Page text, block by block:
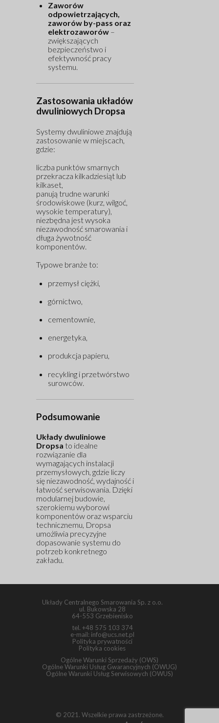
Zaworów
odpowietrzających,
zaworów by-pass oraz
elektrozaworów –
zwiększających
bezpieczeństwo i
efektywność pracy
systemu.
Zastosowania układów
dwuliniowych Dropsa
Systemy dwuliniowe znajdują
zastosowanie w miejscach,
gdzie:
liczba punktów smarnych
przekracza kilkadziesiąt lub
kilkaset,
panują trudne warunki
środowiskowe (kurz, wilgoć,
wysokie temperatury),
niezbędna jest wysoka
niezawodność smarowania i
długa żywotność
komponentów.
Typowe branże to:
przemysł ciężki,
górnictwo,
cementownie,
energetyka,
produkcja papieru,
recykling i przetwórstwo
surowców.
Podsumowanie
Układy dwuliniowe
Dropsa to idealne
rozwiązanie dla
wymagających instalacji
przemysłowych, gdzie liczy
się niezawodność, wydajność i
łatwość serwisowania. Dzięki
modularnej budowie,
szerokiemu wyborowi
komponentów oraz wsparciu
technicznemu, Dropsa
umożliwia precyzyjne
dopasowanie systemu do
potrzeb konkretnego
zakładu.
Układy Centralnego Smarowania Sp. z o.o.
ul. Bukowska 28
64-553 Grzebienisko
tel. +48 575 103 374
e-mail: info@ucs.net.pl
Polityka prywatności
Polityka cookies
Ogólne Warunki Sprzedaży (OWS)
Ogólne Warunki Usług Gwarancyjnych (OWUG)
Ogólne Warunki Usług Serwisowych (OWUS)
© 2021. Wszelkie prawa zastrzeżone.